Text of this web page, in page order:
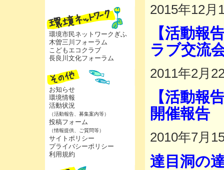
環境市民ネットワークぎふ
木曽三川フォーラム
こどもエコクラブ
長良川文化フォーラム
お知らせ
環境情報
活動状況
（活動報告、募集案内等）
投稿フォーム
（情報提供、ご質問等）
サイトポリシー
プライバシーポリシー
利用規約
2015年12月
【活動報
ラブ交流
2011年2月
【活動報
開催報告
2010年7月
達目洞の